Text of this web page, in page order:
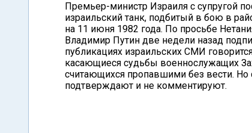
Премьер-министр Израиля с супругой
израильский танк, подбитый в бою в
на 11 июня 1982 года. По просьбе
Владимир Путин две недели назад
публикациях израильских СМИ
касающиеся судьбы военнослужащих
считающихся пропавшими без вести.
подтверждают и не комментируют.